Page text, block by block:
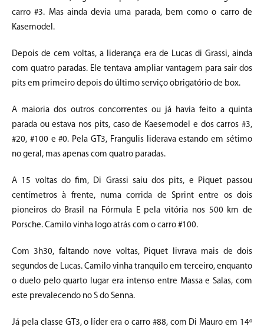
carro #3. Mas ainda devia uma parada, bem como o carro de
Kasemodel.
Depois de cem voltas, a liderança era de Lucas di Grassi, ainda
com quatro paradas. Ele tentava ampliar vantagem para sair dos
pits em primeiro depois do último serviço obrigatório de box.
A maioria dos outros concorrentes ou já havia feito a quinta
parada ou estava nos pits, caso de Kaesemodel e dos carros #3,
#20, #100 e #0. Pela GT3, Frangulis liderava estando em sétimo
no geral, mas apenas com quatro paradas.
A 15 voltas do fim, Di Grassi saiu dos pits, e Piquet passou
centímetros à frente, numa corrida de Sprint entre os dois
pioneiros do Brasil na Fórmula E pela vitória nos 500 km de
Porsche. Camilo vinha logo atrás com o carro #100.
Com 3h30, faltando nove voltas, Piquet livrava mais de dois
segundos de Lucas. Camilo vinha tranquilo em terceiro, enquanto
o duelo pelo quarto lugar era intenso entre Massa e Salas, com
este prevalecendo no S do Senna.
Já pela classe GT3, o líder era o carro #88, com Di Mauro em 14º